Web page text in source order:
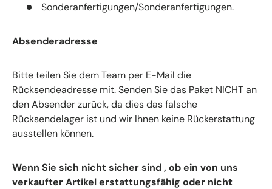
Sonderanfertigungen/Sonderanfertigungen.
Absenderadresse
Bitte teilen Sie dem Team per E-Mail die
Rücksendeadresse mit. Senden Sie das Paket NICHT an
den Absender zurück, da dies das falsche
Rücksendelager ist und wir Ihnen keine Rückerstattung
ausstellen können.
Wenn Sie sich nicht sicher sind, ob ein von uns
verkaufter Artikel erstattungsfähig oder nicht